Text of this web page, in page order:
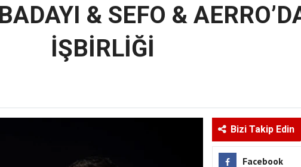
& SEFO &
İŞBİRLİĞİ
Bizi Takip Edin
Facebook